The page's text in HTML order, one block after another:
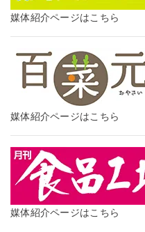
媒体紹介ページはこちら
媒体紹介ページはこちら
媒体紹介ページはこちら